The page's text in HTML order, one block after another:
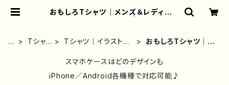
おもしろTシャツ｜メンズ＆レディース
れ/イラストレーター/グッズ/人気/後
払い/通販｜雑貨屋アリうさ
ホ
Tシャ
ーカー
Tシャツ｜イラストレ
イン｜コラボ｜おしゃ
おもしろTシャツ｜メ
わいい｜おしゃれ
スマホケースはどのデザインも
iPhone／Android各機種で対応可能♪